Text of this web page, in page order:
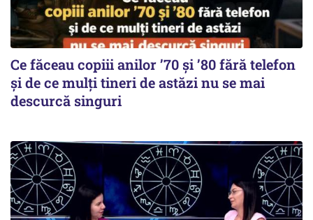
Ce făceau copiii anilor ’70 și ’80 fără telefon
și de ce mulți tineri de astăzi nu se mai
descurcă singuri